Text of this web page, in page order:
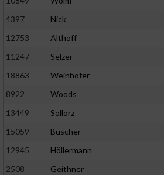
4397
Nick
12753
Althoff
11247
Selzer
18863
Weinhofer
8922
Woods
13449
Sollorz
15059
Buscher
12945
Höllermann
2508
Geithner